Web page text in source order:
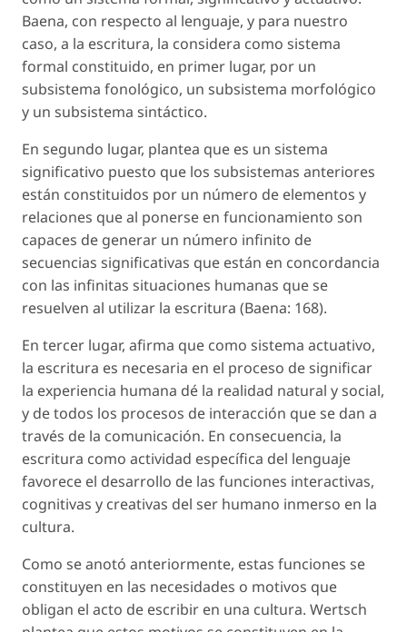
Baena, con respecto al lenguaje, y para nuestro
caso, a la escritura, la considera como sistema
formal constituido, en primer lugar, por un
subsistema fonológico, un subsistema morfológico
y un subsistema sintáctico.
En segundo lugar, plantea que es un sistema
significativo puesto que los subsistemas anteriores
están constituidos por un número de elementos y
relaciones que al ponerse en funcionamiento son
capaces de generar un número infinito de
secuencias significativas que están en concordancia
con las infinitas situaciones humanas que se
resuelven al utilizar la escritura (Baena: 168).
En tercer lugar, afirma que como sistema actuativo,
la escritura es necesaria en el proceso de significar
la experiencia humana dé la realidad natural y social,
y de todos los procesos de interacción que se dan a
través de la comunicación. En consecuencia, la
escritura como actividad específica del lenguaje
favorece el desarrollo de las funciones interactivas,
cognitivas y creativas del ser humano inmerso en la
cultura.
Como se anotó anteriormente, estas funciones se
constituyen en las necesidades o motivos que
obligan el acto de escribir en una cultura. Wertsch